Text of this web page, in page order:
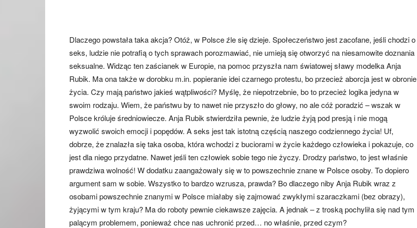
Dlaczego powstała taka akcja? Otóż, w Polsce źle się dzieje. Społeczeństwo jest zacofane, jeśli chodzi o
seks, ludzie nie potrafią o tych sprawach porozmawiać, nie umieją się otworzyć na niesamowite doznania
seksualne. Widząc ten zaścianek w Europie, na pomoc przyszła nam światowej sławy modelka Anja
Rubik. Ma ona także w dorobku m.in. popieranie idei czarnego protestu, bo przecież aborcja jest w obronie
życia. Czy mają państwo jakieś wątpliwości? Myślę, że niepotrzebnie, bo to przecież logika jedyna w
swoim rodzaju. Wiem, że państwu by to nawet nie przyszło do głowy, no ale cóż poradzić – wszak w
Polsce króluje średniowiecze. Anja Rubik stwierdziła pewnie, że ludzie żyją pod presją i nie mogą
wyzwolić swoich emocji i popędów. A seks jest tak istotną częścią naszego codziennego życia! Uf,
dobrze, że znalazła się taka osoba, która wchodzi z buciorami w życie każdego człowieka i pokazuje, co
jest dla niego przydatne. Nawet jeśli ten człowiek sobie tego nie życzy. Drodzy państwo, to jest właśnie
prawdziwa wolność! W dodatku zaangażowały się w to powszechnie znane w Polsce osoby. To dopiero
argument sam w sobie. Wszystko to bardzo wzrusza, prawda? Bo dlaczego niby Anja Rubik wraz z
osobami powszechnie znanymi w Polsce miałaby się zajmować zwykłymi szaraczkami (bez obrazy),
żyjącymi w tym kraju? Ma do roboty pewnie ciekawsze zajęcia. A jednak – z troską pochyliła się nad tym
palącym problemem, ponieważ chce nas uchronić przed… no właśnie, przed czym?